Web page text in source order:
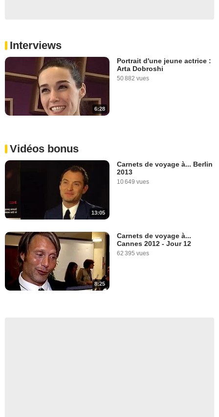
Interviews
6:28
Portrait d'une jeune actrice :
Arta Dobroshi
50 882 vues
Vidéos bonus
13:05
Carnets de voyage à... Berlin
2013
10 649 vues
8:25
Carnets de voyage à...
Cannes 2012 - Jour 12
62 395 vues